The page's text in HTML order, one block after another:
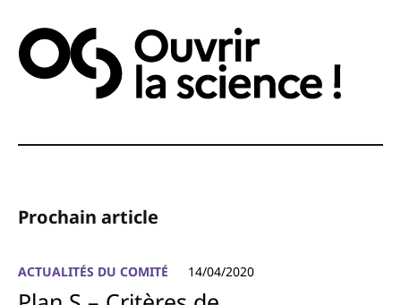
Prochain article
ACTUALITÉS DU COMITÉ 14/04/2020